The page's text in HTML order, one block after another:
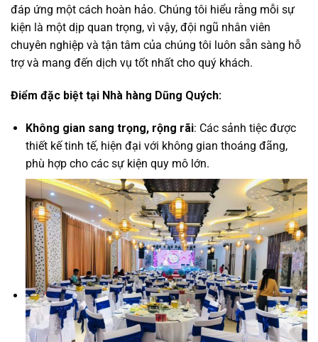
đáp ứng một cách hoàn hảo. Chúng tôi hiểu rằng mỗi sự
kiện là một dịp quan trọng, vì vậy, đội ngũ nhân viên
chuyên nghiệp và tận tâm của chúng tôi luôn sẵn sàng hỗ
trợ và mang đến dịch vụ tốt nhất cho quý khách.
Điểm đặc biệt tại Nhà hàng Dũng Quých:
Không gian sang trọng, rộng rãi: Các sảnh tiệc được
thiết kế tinh tế, hiện đại với không gian thoáng đãng,
phù hợp cho các sự kiện quy mô lớn.